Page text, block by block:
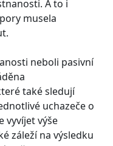
A to i
musela
neboli pasivní
také sledují
uchazeče o
vyvíjet výše
záleží na výsledku